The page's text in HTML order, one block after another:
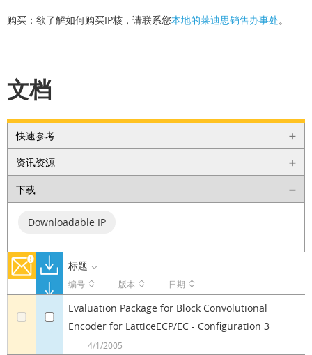
购买：欲了解如何购买IP核，请联系您本地的莱迪思销售办事处。
文档
快速参考
资讯资源
下载
Downloadable IP
标题
编号 版本 日期
Evaluation Package for Block Convolutional
Encoder for LatticeECP/EC - Configuration 3
4/1/2005